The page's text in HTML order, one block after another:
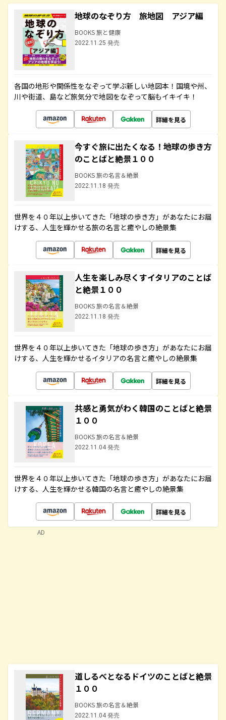
地球のなぞり方 旅地図 アジア編
BOOKS 旅と健康
2022.11.25 発売
各国の地形や関係性をなぞって学ぶ新しい地図本！国境や州、
川や街道、島など旅気分で地図をなぞって脳もイキイキ！
詳細を見る
今すぐ旅に出たくなる！地球の歩き方
のことばと絶景１００
BOOKS 旅の名言＆絶景
2022.11.18 発売
世界を４０年以上歩いてきた「地球の歩き方」があなたにお届
けする、人生を輝かせる旅の名言と癒やしの絶景集
詳細を見る
人生を楽しみ尽くすイタリアのことば
と絶景１００
BOOKS 旅の名言＆絶景
2022.11.18 発売
世界を４０年以上歩いてきた「地球の歩き方」があなたにお届
けする、人生を輝かせるイタリアの名言と癒やしの絶景集
詳細を見る
共感と勇気がわく韓国のことばと絶景
１００
BOOKS 旅の名言＆絶景
2022.11.04 発売
世界を４０年以上歩いてきた「地球の歩き方」があなたにお届
けする、人生を輝かせる韓国の名言と癒やしの絶景集
詳細を見る
道しるべとなるドイツのことばと絶景
１００
BOOKS 旅の名言＆絶景
2022.11.04 発売
AD